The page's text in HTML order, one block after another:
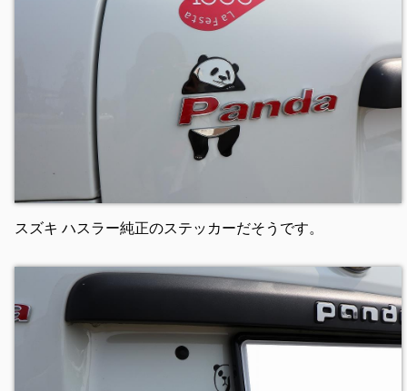
スズキ ハスラー純正のステッカーだそうです。